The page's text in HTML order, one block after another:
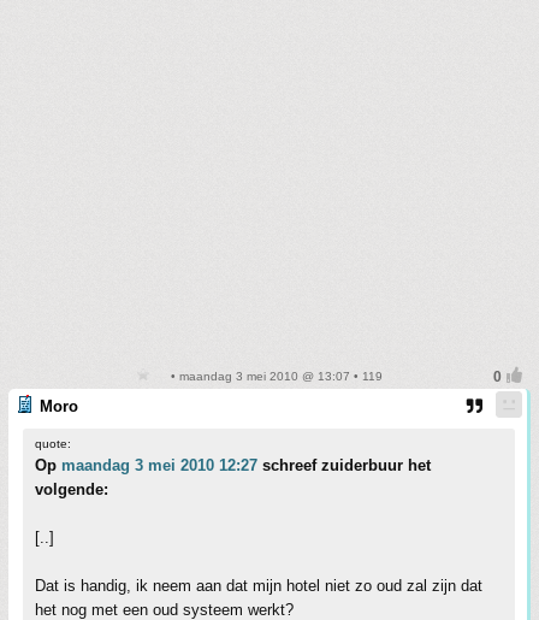
• maandag 3 mei 2010 @ 13:07 • 119
Moro
quote:
Op maandag 3 mei 2010 12:27 schreef zuiderbuur het
volgende:
[..]
Dat is handig, ik neem aan dat mijn hotel niet zo oud zal zijn dat
het nog met een oud systeem werkt?